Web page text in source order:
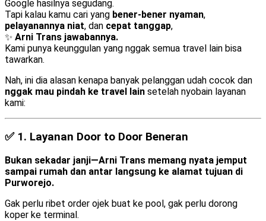
Google hasilnya segudang.
Tapi kalau kamu cari yang bener-bener nyaman,
pelayanannya niat, dan cepat tanggap,
✨ Arni Trans jawabannya.
Kami punya keunggulan yang nggak semua travel lain bisa
tawarkan.
Nah, ini dia alasan kenapa banyak pelanggan udah cocok dan
nggak mau pindah ke travel lain setelah nyobain layanan
kami:
✅ 1. Layanan Door to Door Beneran
Bukan sekadar janji—Arni Trans memang nyata jemput
sampai rumah dan antar langsung ke alamat tujuan di
Purworejo.
Gak perlu ribet order ojek buat ke pool, gak perlu dorong
koper ke terminal.